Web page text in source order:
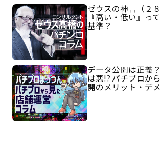
ゼウスの神言（２
『高い・低い』っ
基準？
データ公開は正義
は悪!? パチプロか
開のメリット・デ